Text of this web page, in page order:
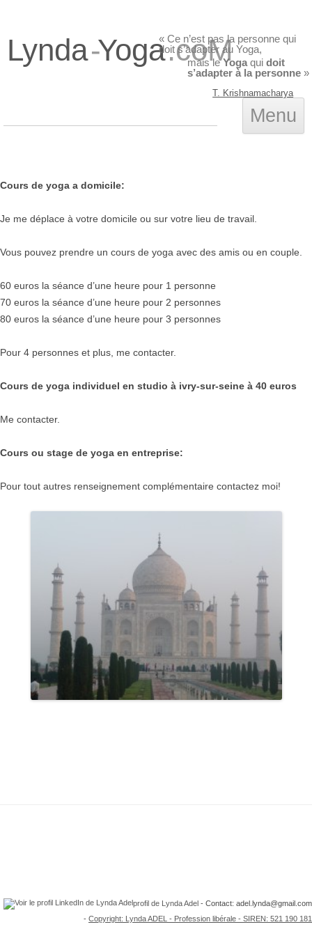
Lynda-Yoga.coM
« Ce n’est pas la personne qui
doit s’adapter au Yoga,
mais leYogaqui doit
s’adapter à la personne»
T. Krishnamacharya
Menu
Cours de yoga a domicile:
Je me déplace à votre domicile ou sur votre lieu de travail.
Vous pouvez prendre un cours de yoga avec des amis ou en couple.
60 euros la séance d’une heure pour 1 personne
70 euros la séance d’une heure pour 2 personnes
80 euros la séance d’une heure pour 3 personnes
Pour 4 personnes et plus, me contacter.
Cours de yoga individuel en studio à ivry-sur-seine à 40 euros
Me contacter.
Cours ou stage de yoga en entreprise:
Pour tout autres renseignement complémentaire contactez moi!
profil de Lynda Adel - Contact: adel.lynda@gmail.com
- Copyright: Lynda ADEL - Profession libérale - SIREN: 521 190 181